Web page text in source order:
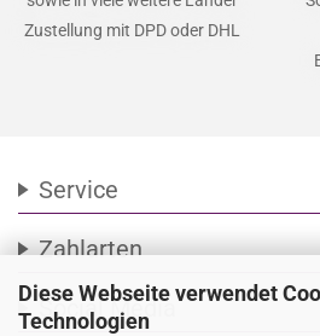
Diese Webseite verwendet
Technologien
Zustellung mit DPD oder DHL
Service
Zahlarten
Social Media